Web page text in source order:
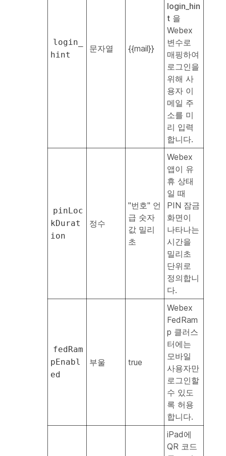
login_
hint
문자열 {{mail}}
login_hin
t 을
Webex
변수로
매핑하여
로그인을
위해 사
용자 이
메일 주
소를 미
리 입력
합니다.
pinLoc
kDurat
ion
정수
"번호" 언
급 숫자
값 밀리
초
Webex
앱이 유
휴 상태
일 때
PIN 잠금
화면이
나타나는
시간을
밀리초
단위로
정의합니
다.
fedRam
pEnabl
ed
부울 true
Webex
FedRam
p 클러스
터에는
모바일
사용자만
로그인할
수 있도
록 허용
합니다.
iPad에
QR 코드